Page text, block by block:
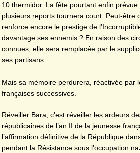
10 thermidor. La fête pourtant enfin
plusieurs reports tournera court. Peut-être
renforce encore le prestige de
davantage ses ennemis ? En raison des
connues, elle sera remplacée par le
ses partisans.
Mais sa mémoire perdurera, réactivée par
françaises successives.
Réveiller Bara, c’est réveiller les ardeurs
républicaines de l’an II de la jeunesse
l’affirmation définitive de la République
pendant la Résistance sous l’occupation